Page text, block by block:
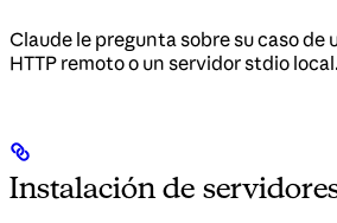
Claude le pregunta sobre su caso de
HTTP remoto o un servidor stdio local.
Instalación de